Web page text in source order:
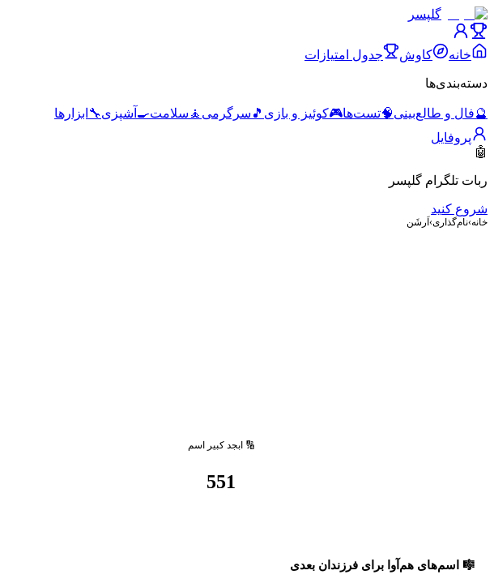
گلپسر
خانه کاوش جدول امتیازات
دسته‌بندی‌ها
🔮فال و طالع‌بینی🧠تست‌ها🎮کوئیز و بازی 🎵 سرگرمی 🧘 سلامت🍳 آشپزی🔧 ابزارها
پروفایل
🤖
ربات تلگرام گلپسر
شروع کنید
خانه›نام‌گذاری› اَرشَن
🔢 ابجد کبیر اسم
551
🎼 اسم‌های هم‌آوا برای فرزندان بعدی